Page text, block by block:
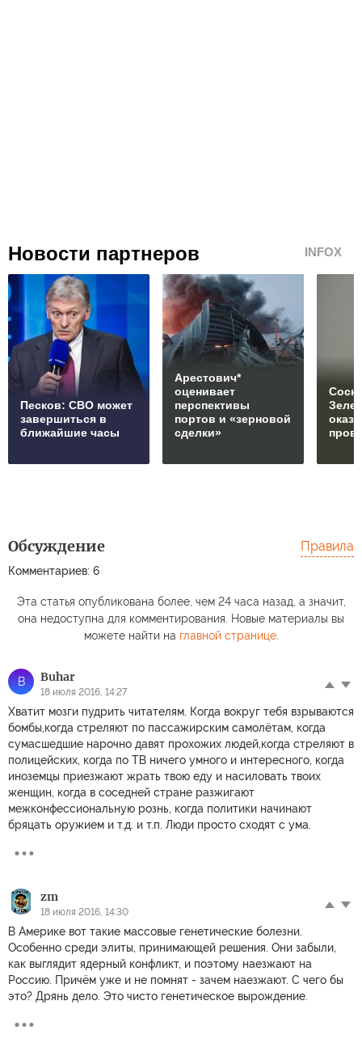
Новости партнеров INFOX
Песков: СВО может
завершиться в
ближайшие часы
Арестович*
оценивает
перспективы
портов и «зерновой
сделки»
Обсуждение
Комментариев: 6
Правила
Эта статья опубликована более, чем 24 часа назад, а значит,
она недоступна для комментирования. Новые материалы вы
можете найти на главной странице.
B Buhar
18 июля 2016, 14:27
Хватит мозги пудрить читателям. Когда вокруг тебя взрываются
бомбы,когда стреляют по пассажирским самолётам, когда
сумасшедшие нарочно давят прохожих людей,когда стреляют в
полицейских, когда по ТВ ничего умного и интересного, когда
иноземцы приезжают жрать твою еду и насиловать твоих
женщин, когда в соседней стране разжигают
межконфессиональную рознь, когда политики начинают
бряцать оружием и т.д. и т.п. Люди просто сходят с ума.
zm
18 июля 2016, 14:30
В Америке вот такие массовые генетические болезни.
Особенно среди элиты, принимающей решения. Они забыли,
как выглядит ядерный конфликт, и поэтому наезжают на
Россию. Причём уже и не помнят - зачем наезжают. С чего бы
это? Дрянь дело. Это чисто генетическое вырождение.